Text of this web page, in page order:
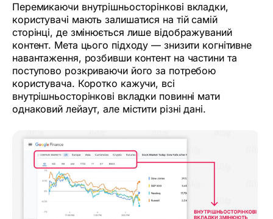
Перемикаючи внутрішньосторінкові вкладки,
користувачі мають залишатися на тій самій
сторінці, де змінюється лише відображуваний
контент. Мета цього підходу — знизити когнітивне
навантаження, розбивши контент на частини та
поступово розкриваючи його за потребою
користувача. Коротко кажучи, всі
внутрішньосторінкові вкладки повинні мати
однаковий лейаут, але містити різні дані.